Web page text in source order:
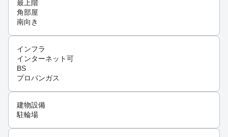
最上階
角部屋
南向き
インフラ
インターネット可
BS
プロパンガス
建物設備
駐輪場